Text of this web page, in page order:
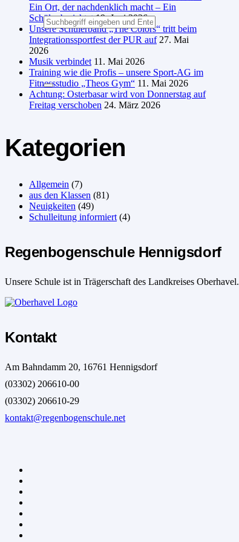
Ein Ort, der nachdenklich macht – Ein
Schüler berichtet 19. Juni 2026
Unsere Schülerband „The Colors“ tritt beim
Integrationssportfest der PUR auf 27. Mai
2026
Musik verbindet 11. Mai 2026
Training wie die Profis – unsere Sport-AG im
Fitnessstudio „Theos Gym“ 11. Mai 2026
Achtung: Osterbasar wird von Donnerstag auf
Freitag verschoben 24. März 2026
Kategorien
Allgemein (7)
aus den Klassen (81)
Neuigkeiten (49)
Schulleitung informiert (4)
Regenbogenschule Hennigsdorf
Unsere Schule ist in Trägerschaft des Landkreises Oberhavel.
Kontakt
Am Bahndamm 20, 16761 Hennigsdorf
(03302) 206610-00
(03302) 206610-29
kontakt@regenbogenschule.net